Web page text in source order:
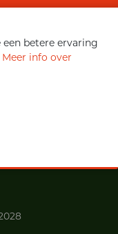
betere ervaring
Meer info over